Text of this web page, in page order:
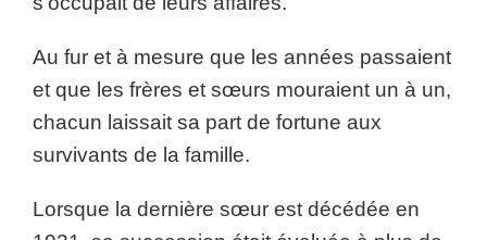
Au fur et à mesure que les années passaient
et que les frères et sœurs mouraient un à un,
chacun laissait sa part de fortune aux
survivants de la famille.
Lorsque la dernière sœur est décédée en